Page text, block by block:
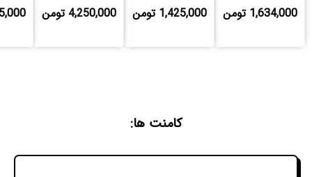
1,634,000 تومن 1,425,000 تومن 4,250,000 تومن
کامنت ها: